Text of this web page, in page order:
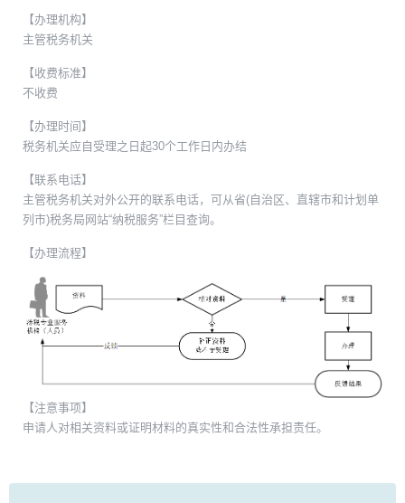
【办理机构】
主管税务机关
【收费标准】
不收费
【办理时间】
税务机关应自受理之日起30个工作日内办结
【联系电话】
主管税务机关对外公开的联系电话，可从省(自治区、直辖市和计划单
列市)税务局网站“纳税服务”栏目查询。
【办理流程】
【注意事项】
申请人对相关资料或证明材料的真实性和合法性承担责任。